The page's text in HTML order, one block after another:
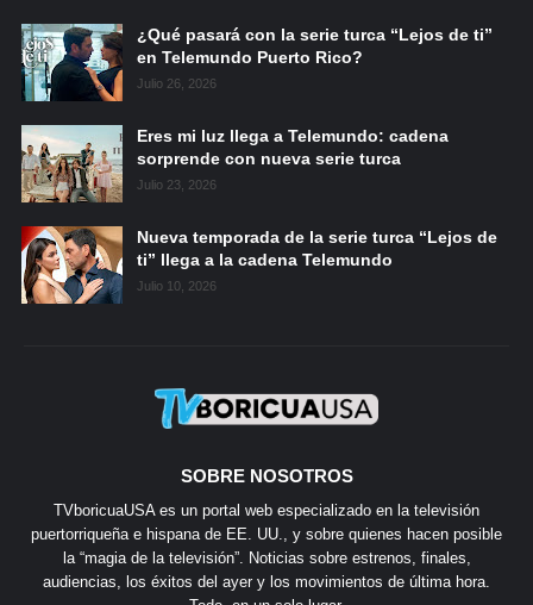
¿Qué pasará con la serie turca “Lejos de ti”
en Telemundo Puerto Rico?
Julio 26, 2026
Eres mi luz llega a Telemundo: cadena
sorprende con nueva serie turca
Julio 23, 2026
Nueva temporada de la serie turca “Lejos de
ti” llega a la cadena Telemundo
Julio 10, 2026
SOBRE NOSOTROS
TVboricuaUSA es un portal web especializado en la televisión
puertorriqueña e hispana de EE. UU., y sobre quienes hacen posible
la “magia de la televisión”. Noticias sobre estrenos, finales,
audiencias, los éxitos del ayer y los movimientos de última hora.